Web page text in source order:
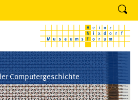
Computergeschichte